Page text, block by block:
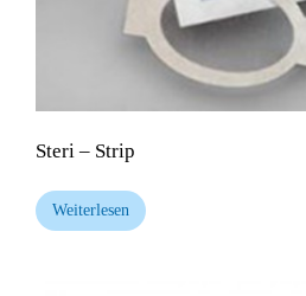
Steri – Strip
Weiterlesen